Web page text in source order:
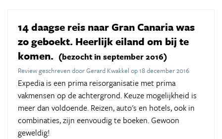
14 daagse reis naar Gran Canaria was
zo geboekt. Heerlijk eiland om bij te
komen. (bezocht in september 2016)
Review geschreven door Gerard Kwakkel op 18 december 2016
Expedia is een prima reisorganisatie met prima
vakmensen op de achtergrond. Keuze mogelijkheid is
meer dan voldoende. Reizen, auto's en hotels, ook in
combinaties, zijn eenvoudig te boeken. Gewoon
geweldig!